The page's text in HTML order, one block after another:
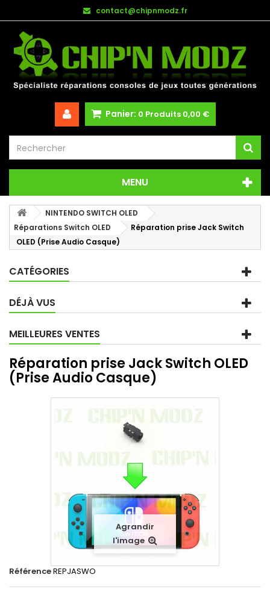
contact@chipnmodz.fr
Panier: 0 Produits 0,00 €
MENU
NINTENDO SWITCH OLED
Réparations Switch OLED
Réparation prise Jack Switch
OLED (Prise Audio Casque)
CATÉGORIES
DÉJÀ VUS
MEILLEURES VENTES
Réparation prise Jack Switch OLED
(Prise Audio Casque)
Agrandir
l'image
RéférenceREPJASWO